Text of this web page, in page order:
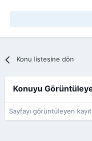
Konu listesine dön
Konuyu
Sayfayı görüntüleyen